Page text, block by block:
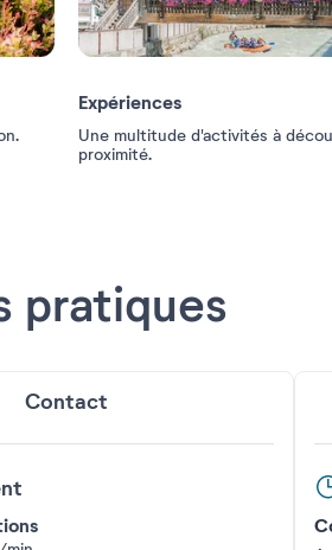
Expériences
Une multitude d'activités à
proximité.
pratiques
Contact